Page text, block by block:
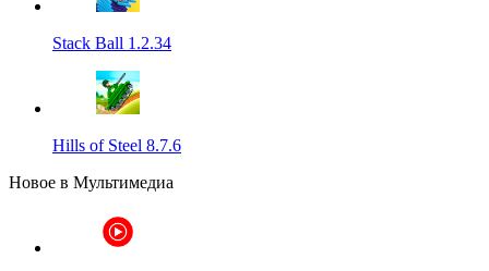
Stack Ball 1.2.34
Hills of Steel 8.7.6
Новое в Мультимедиа